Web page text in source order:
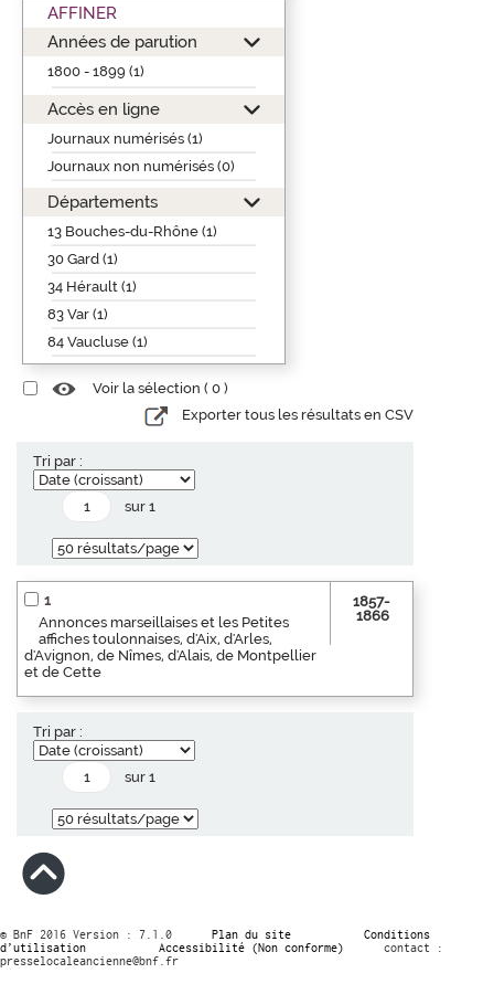
AFFINER
Années de parution
1800 - 1899 (1)
Accès en ligne
Journaux numérisés (1)
Journaux non numérisés (0)
Départements
13 Bouches-du-Rhône (1)
30 Gard (1)
34 Hérault (1)
83 Var (1)
84 Vaucluse (1)
Voir la sélection ( 0 )
Exporter tous les résultats en CSV
Tri par :
sur 1
1
Annonces marseillaises et les Petites
affiches toulonnaises, d'Aix, d'Arles,
d'Avignon, de Nîmes, d'Alais, de Montpellier
et de Cette
1857-
1866
Tri par :
sur 1
© BnF 2016 Version : 7.1.0 Plan du site
Conditions
d’utilisation
Accessibilité (Non conforme)
contact :
presselocaleancienne@bnf.fr